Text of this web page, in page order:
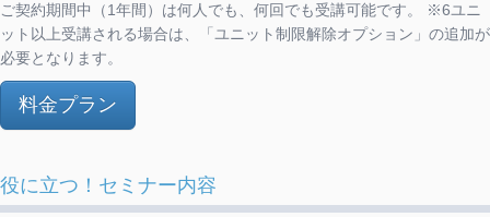
ご契約期間中（1年間）は何人でも、何回でも受講可能です。 ※6ユニ
ット以上受講される場合は、「ユニット制限解除オプション」の追加が
必要となります。
料金プラン
役に立つ！セミナー内容